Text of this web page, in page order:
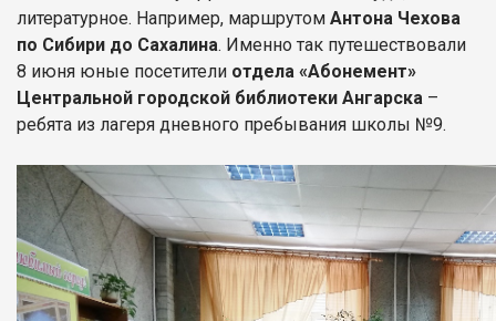
литературное. Например, маршрутом Антона Чехова
по Сибири до Сахалина. Именно так путешествовали
8 июня юные посетители отдела «Абонемент»
Центральной городской библиотеки Ангарска –
ребята из лагеря дневного пребывания школы №9.